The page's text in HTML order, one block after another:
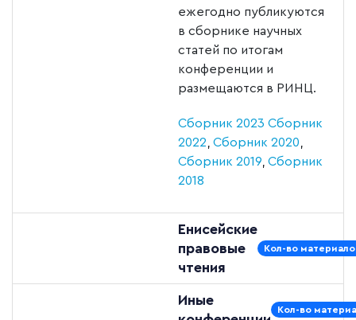
ежегодно публикуются
в сборнике научных
статей по итогам
конференции и
размещаются в РИНЦ.
Сборник 2023 Сборник
2022 Сборник 2020
Сборник 2019 Сборник
2018
Енисейские
правовые
чтения
Кол-во
Иные
Кол-во